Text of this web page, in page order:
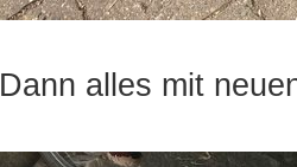
Dann alles mit